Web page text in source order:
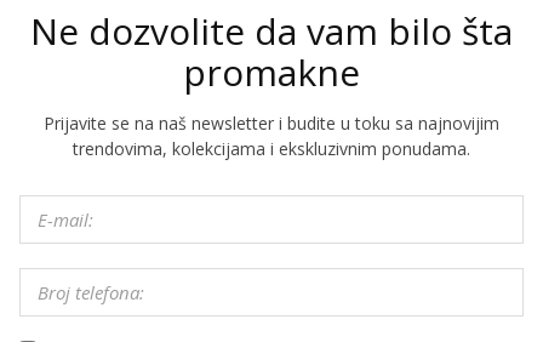
Ne dozvolite da vam bilo šta
promakne
Prijavite se na naš newsletter i budite u toku sa najnovijim
trendovima, kolekcijama i ekskluzivnim ponudama.